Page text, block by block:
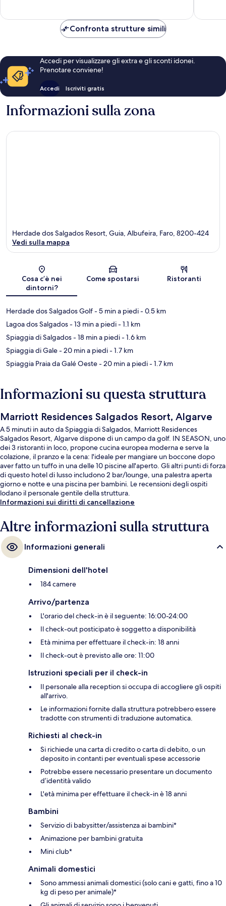
Confronta strutture simili
Accedi per visualizzare gli extra e gli sconti idonei.
Prenotare conviene!
Accedi Iscriviti gratis
Informazioni sulla zona
Mappa
Herdade dos Salgados Resort, Guia, Albufeira, Faro, 8200-424
Vedi sulla mappa
Cosa c’è nei
dintorni?
Come spostarsi Ristoranti
Herdade dos Salgados Golf- 5 min a piedi- 0.5 km
Lagoa dos Salgados- 13 min a piedi- 1.1 km
Spiaggia di Salgados- 18 min a piedi- 1.6 km
Spiaggia di Gale- 20 min a piedi- 1.7 km
Spiaggia Praia da Galé Oeste- 20 min a piedi- 1.7 km
Informazioni su questa struttura
Marriott Residences Salgados Resort, Algarve
A 5 minuti in auto da Spiaggia di Salgados, Marriott Residences
Salgados Resort, Algarve dispone di un campo da golf. IN SEASON, uno
dei 3 ristoranti in loco, propone cucina europea moderna e serve la
colazione, il pranzo e la cena: l'ideale per mangiare un boccone dopo
aver fatto un tuffo in una delle 10 piscine all'aperto. Gli altri punti di forza
di questo hotel di lusso includono 2 bar/lounge, una palestra aperta
giorno e notte e una piscina per bambini. Le recensioni degli ospiti
lodano il personale gentile della struttura.
Informazioni sui diritti di cancellazione
Altre informazioni sulla struttura
Informazioni generali
Dimensioni dell'hotel
184 camere
Arrivo/partenza
L'orario del check-in è il seguente: 16:00-24:00
Il check-out posticipato è soggetto a disponibilità
Età minima per effettuare il check-in: 18 anni
Il check-out è previsto alle ore: 11:00
Istruzioni speciali per il check-in
Il personale alla reception si occupa di accogliere gli ospiti
all'arrivo.
Le informazioni fornite dalla struttura potrebbero essere
tradotte con strumenti di traduzione automatica.
Richiesti al check-in
Si richiede una carta di credito o carta di debito, o un
deposito in contanti per eventuali spese accessorie
Potrebbe essere necessario presentare un documento
d’identità valido
L'età minima per effettuare il check-in è 18 anni
Bambini
Servizio di babysitter/assistenza ai bambini*
Animazione per bambini gratuita
Mini club*
Animali domestici
Sono ammessi animali domestici (solo cani e gatti, fino a 10
kg di peso per animale)*